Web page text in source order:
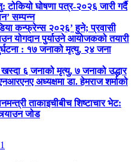
घोषणा पत्र-२०२६ जारी गर्दै
सम्पन्न
कन्फ्रेन्स २०२६’ हुने; प्रवासी
योगदान पुर्याउने आयोजकको तयारी
: १७ जनाको मृत्यु, २४ जना
खस्दा ६ जनाको मृत्यु, ७ जनाको उद्धार
अध्यक्षमा डा. हेमराज शर्माको
ताकाइचीबीच शिष्टाचार भेट:
जोड